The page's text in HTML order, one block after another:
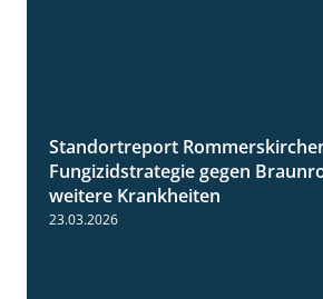
Standortreport
Fungizidstrategie gegen
weitere Krankheiten